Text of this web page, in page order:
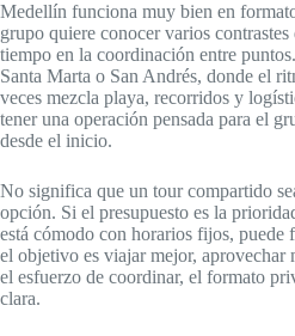
Medellín funciona muy bien en
grupo quiere conocer varios
tiempo en la coordinación entre
Santa Marta o San Andrés, donde el
veces mezcla playa, recorridos y
tener una operación pensada para el
desde el inicio.
No significa que un tour compartido
opción. Si el presupuesto es la
está cómodo con horarios fijos, puede
el objetivo es viajar mejor, aprovechar
el esfuerzo de coordinar, el formato
clara.